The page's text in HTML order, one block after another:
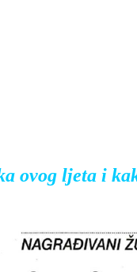
ovog ljeta i